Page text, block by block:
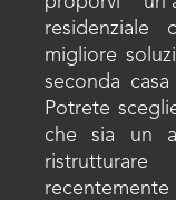
migliore
seconda
Potrete
che sia un